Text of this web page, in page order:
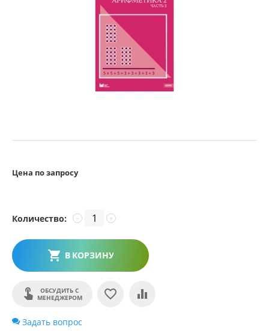
Цена по запросу
Количество: +
−
В КОРЗИНУ
ОБСУДИТЬ С
МЕНЕДЖЕРОМ
Задать вопрос